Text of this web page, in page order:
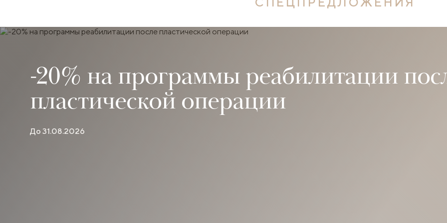
-20% на программы реабилитации
пластической операции
До 31.08.2026